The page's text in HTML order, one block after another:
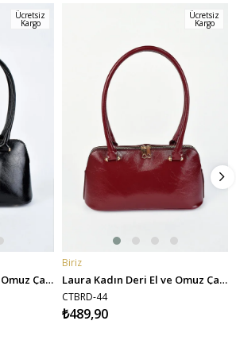
Ücretsiz
Kargo
Laura Kadın Deri El ve Omuz Çantası - Siyah
SEPETE EKLE
Ücretsiz
Kargo
Biriz
Laura Kadın Deri El ve Omuz Çantası - Bordo
CTBRD-44
₺489,90